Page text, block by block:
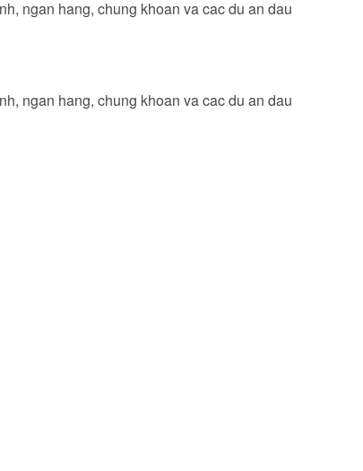
ngan hang, chung khoan va cac du an dau
ngan hang, chung khoan va cac du an dau